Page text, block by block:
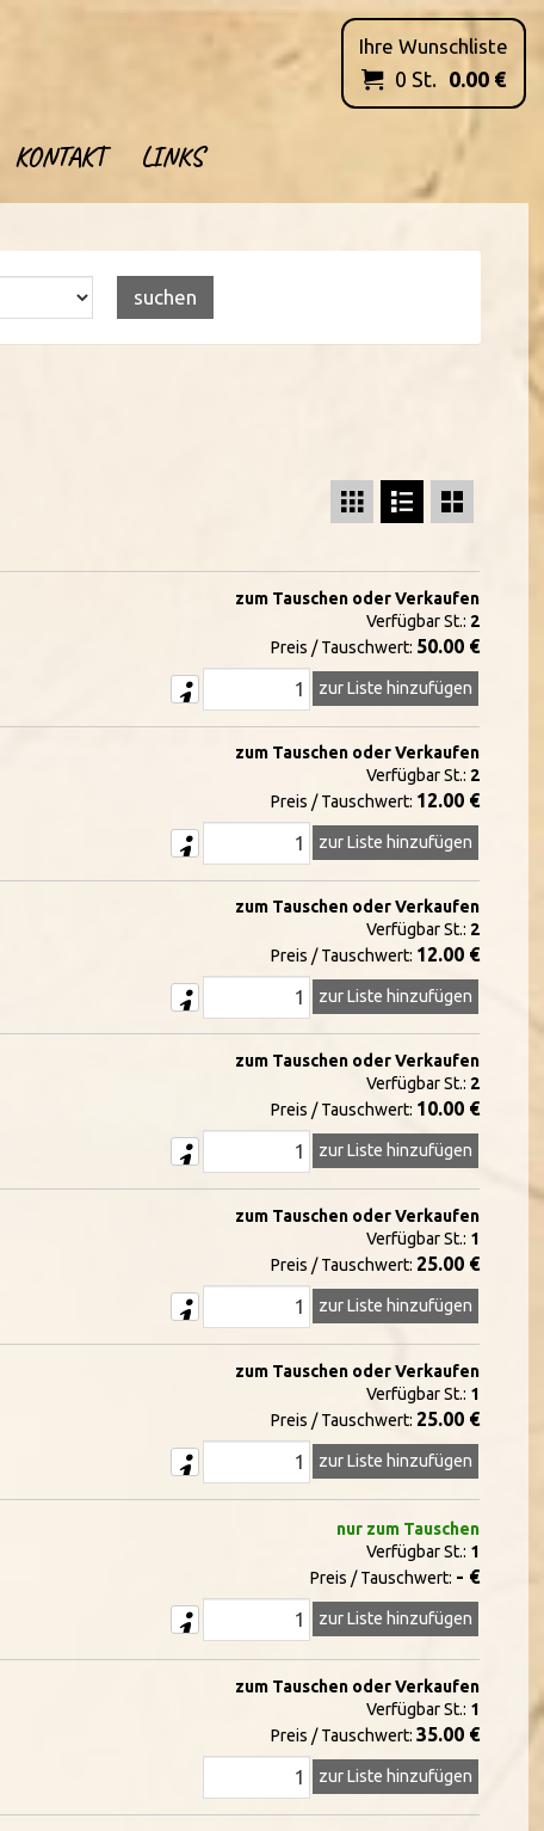
KONTAKT LINKS
Ihre Wunschliste
 0 St. 0.00 €
  
zum Tauschen oder Verkaufen
Verfügbar St.: 2
Preis / Tauschwert: 50.00 €
zur Liste hinzufügen
zum Tauschen oder Verkaufen
Verfügbar St.: 2
Preis / Tauschwert: 12.00 €
zur Liste hinzufügen
zum Tauschen oder Verkaufen
Verfügbar St.: 2
Preis / Tauschwert: 12.00 €
zur Liste hinzufügen
zum Tauschen oder Verkaufen
Verfügbar St.: 2
Preis / Tauschwert: 10.00 €
zur Liste hinzufügen
zum Tauschen oder Verkaufen
Verfügbar St.: 1
Preis / Tauschwert: 25.00 €
zur Liste hinzufügen
zum Tauschen oder Verkaufen
Verfügbar St.: 1
Preis / Tauschwert:25.00 €
zur Liste hinzufügen
nur zum Tauschen
Verfügbar St.: 1
Preis / Tauschwert: - €
zur Liste hinzufügen
zum Tauschen oder Verkaufen
Verfügbar St.: 1
Preis / Tauschwert:35.00 €
zur Liste hinzufügen